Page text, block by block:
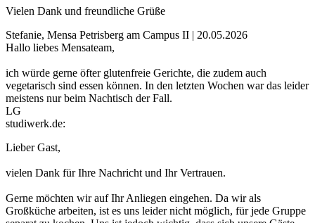
Vielen Dank und freundliche Grüße
Stefanie, Mensa Petrisberg am Campus II | 20.05.2026
Hallo liebes Mensateam,
ich würde gerne öfter glutenfreie Gerichte, die zudem auch
vegetarisch sind essen können. In den letzten Wochen war das leider
meistens nur beim Nachtisch der Fall.
LG
studiwerk.de:
Lieber Gast,
vielen Dank für Ihre Nachricht und Ihr Vertrauen.
Gerne möchten wir auf Ihr Anliegen eingehen. Da wir als
Großküche arbeiten, ist es uns leider nicht möglich, für jede Gruppe